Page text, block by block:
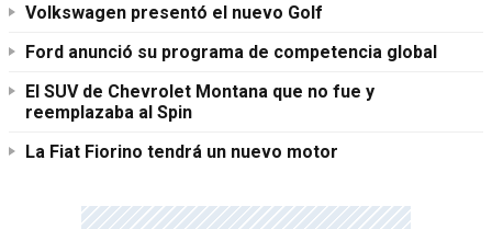
Volkswagen presentó el nuevo Golf
Ford anunció su programa de competencia global
El SUV de Chevrolet Montana que no fue y
reemplazaba al Spin
La Fiat Fiorino tendrá un nuevo motor